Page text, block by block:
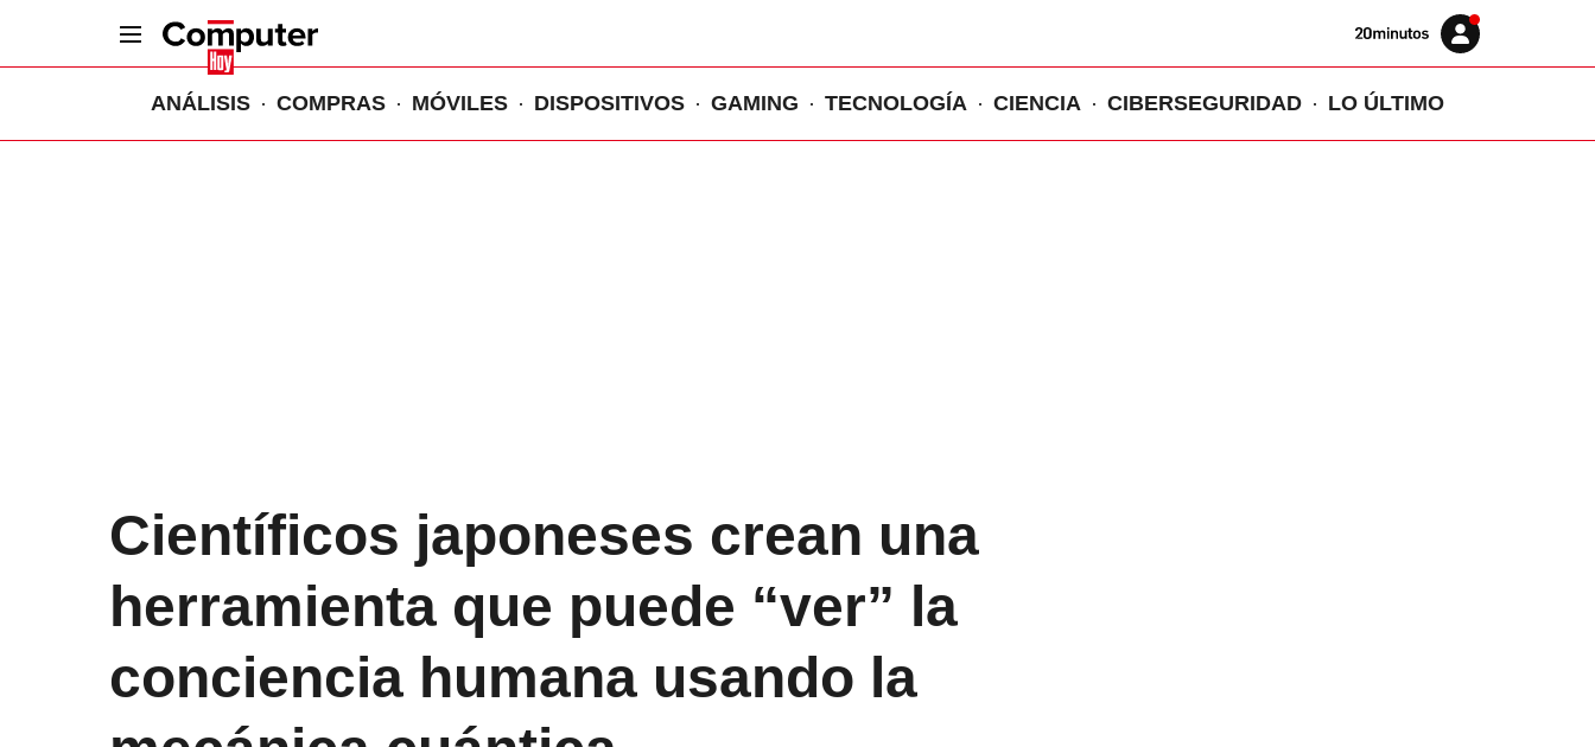
Volver
Iniciar
sesión
ANÁLISIS COMPRAS MÓVILES DISPOSITIVOS GAMING TECNOLOGÍA CIENCIA CIBERSEGURIDAD LO ÚLTIMO
Científicos japoneses crean una
herramienta que puede “ver” la
conciencia humana usando la